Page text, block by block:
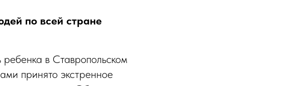
по всей стране
в Ставропольском
принято экстренное